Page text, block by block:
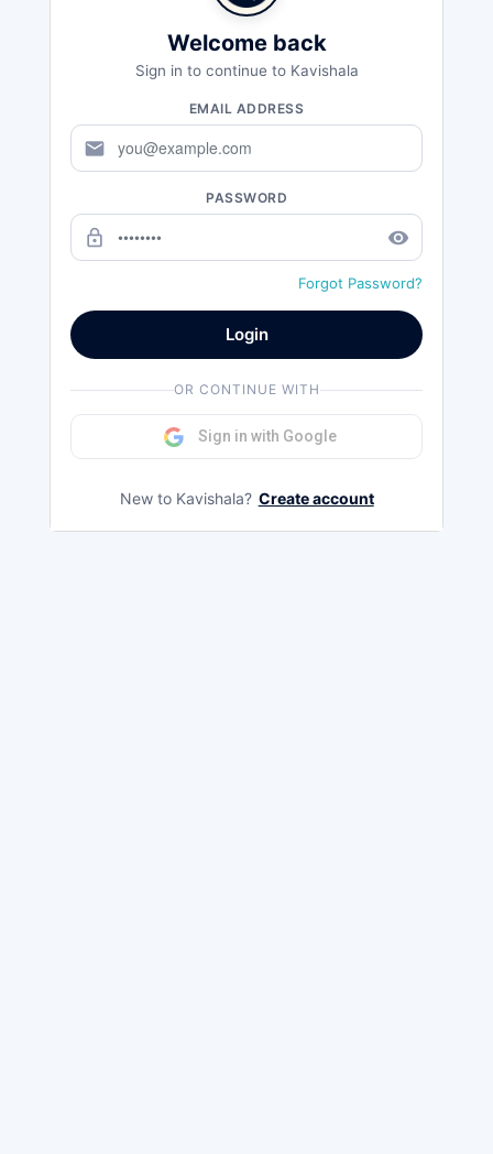
Welcome back
Sign in to continue to Kavishala
EMAIL ADDRESS
mail
PASSWORD
lock_outline remove_red_eye
Forgot Password?
Login
OR CONTINUE WITH
Sign in with Google
New to Kavishala? Create account